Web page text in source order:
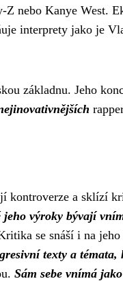
nebo Kanye West.
interprety jako je
základnu. Jeho
kontroverze a sklízí
jeho výroky bývají
se snáší i na
texty a témata,
Sám sebe vnímá